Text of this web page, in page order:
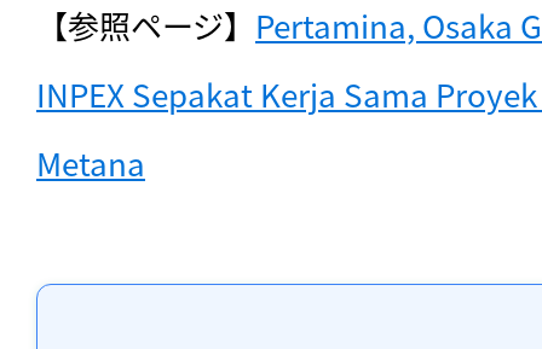
【参照ページ】 Pertamina, Osaka
INPEX Sepakat Kerja Sama
Metana